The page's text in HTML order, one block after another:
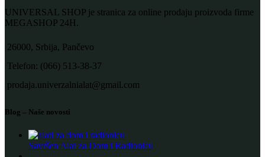
UNIVERSAL SHOP je stranica za online prodaju proizvoda firme
MEGASHOP 24H.
26000, Srbija, Pančevo
Telefon: (066) 513-38-37
prodaja.univerzalnialat@gmail.com
Blog – Naše novosti
Savršen Alat za Dom i Radionicu